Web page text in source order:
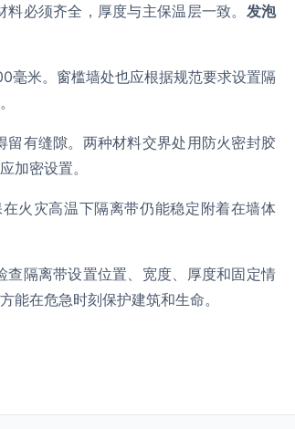
必须齐全，厚度与主保温层一致。 发泡
毫米。窗槛墙处也应根据规范要求设置隔
有缝隙。两种材料交界处用防火密封胶
加密设置。
火灾高温下隔离带仍能稳定附着在墙体
隔离带设置位置、宽度、厚度和固定情
能在危急时刻保护建筑和生命。